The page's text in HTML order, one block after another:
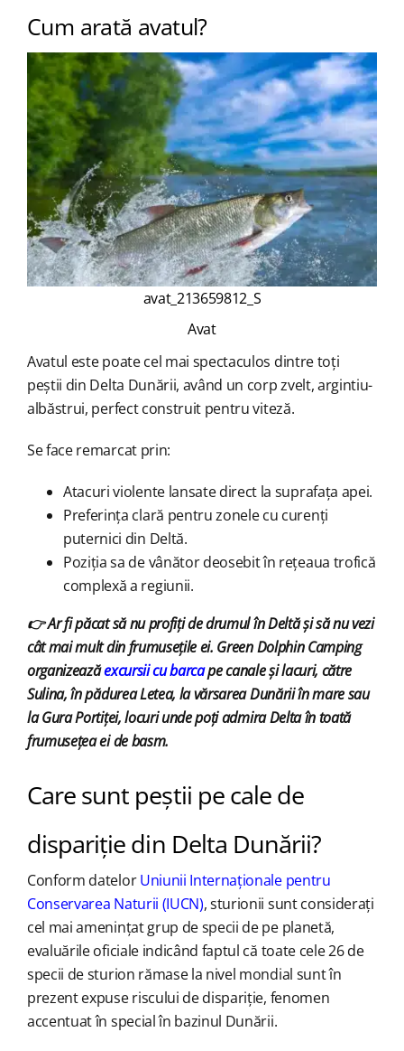
Cum arată avatul?
avat_213659812_S
Avat
Avatul este poate cel mai spectaculos dintre toți
peștii din Delta Dunării, având un corp zvelt, argintiu-
albăstrui, perfect construit pentru viteză.
Se face remarcat prin:
Atacuri violente lansate direct la suprafața apei.
Preferința clară pentru zonele cu curenți
puternici din Deltă.
Poziția sa de vânător deosebit în rețeaua trofică
complexă a regiunii.
👉Ar fi păcat să nu profiți de drumul în Deltă și să nu vezi
cât mai mult din frumusețile ei. Green Dolphin Camping
organizeazăexcursii cu barcape canale și lacuri, către
Sulina, în pădurea Letea, la vărsarea Dunării în mare sau
la Gura Portiței, locuri unde poți admira Delta în toată
frumusețea ei de basm.
Care sunt peștii pe cale de
dispariție din Delta Dunării?
Conform datelorUniunii Internaționale pentru
Conservarea Naturii (IUCN), sturionii sunt considerați
cel mai amenințat grup de specii de pe planetă,
evaluările oficiale indicând faptul că toate cele 26 de
specii de sturion rămase la nivel mondial sunt în
prezent expuse riscului de dispariție, fenomen
accentuat în special în bazinul Dunării.